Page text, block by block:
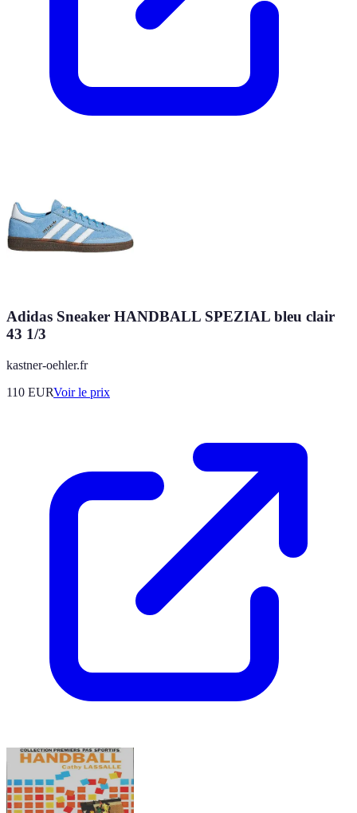
Adidas Sneaker HANDBALL SPEZIAL bleu clair
43 1/3
kastner-oehler.fr
110 EURVoir le prix